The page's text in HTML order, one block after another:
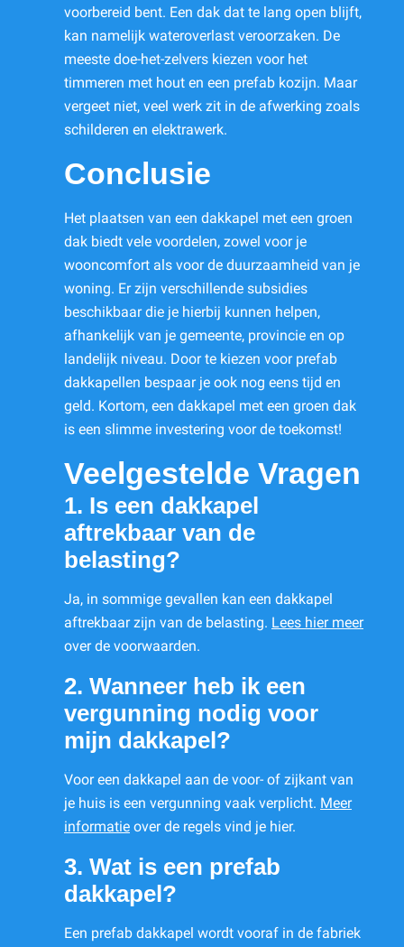
voorbereid bent. Een dak dat te lang open blijft,
kan namelijk wateroverlast veroorzaken. De
meeste doe-het-zelvers kiezen voor het
timmeren met hout en een prefab kozijn. Maar
vergeet niet, veel werk zit in de afwerking zoals
schilderen en elektrawerk.
Conclusie
Het plaatsen van een dakkapel met een groen
dak biedt vele voordelen, zowel voor je
wooncomfort als voor de duurzaamheid van je
woning. Er zijn verschillende subsidies
beschikbaar die je hierbij kunnen helpen,
afhankelijk van je gemeente, provincie en op
landelijk niveau. Door te kiezen voor prefab
dakkapellen bespaar je ook nog eens tijd en
geld. Kortom, een dakkapel met een groen dak
is een slimme investering voor de toekomst!
Veelgestelde Vragen
1. Is een dakkapel
aftrekbaar van de
belasting?
Ja, in sommige gevallen kan een dakkapel
aftrekbaar zijn van de belasting. Lees hier meer
over de voorwaarden.
2. Wanneer heb ik een
vergunning nodig voor
mijn dakkapel?
Voor een dakkapel aan de voor- of zijkant van
je huis is een vergunning vaak verplicht. Meer
informatie over de regels vind je hier.
3. Wat is een prefab
dakkapel?
Een prefab dakkapel wordt vooraf in de fabriek